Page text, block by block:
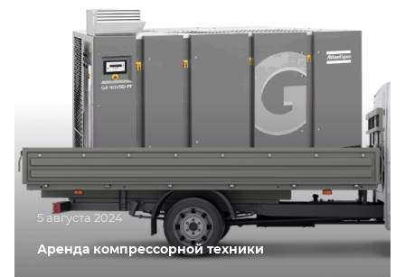
5 августа 2024
Аренда компрессорной техники